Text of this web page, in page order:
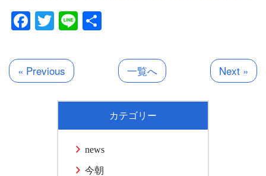
Facebook
Twitter
Line
« Previous 一覧へ Next »
カテゴリー
news
今朝